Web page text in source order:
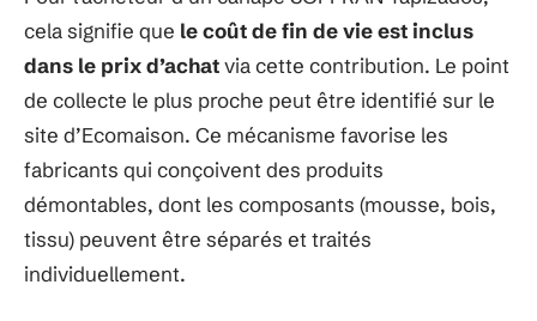
cela signifie que le coût de fin de vie est inclus
dans le prix d’achatvia cette contribution. Le point
de collecte le plus proche peut être identifié sur le
site d’Ecomaison. Ce mécanisme favorise les
fabricants qui conçoivent des produits
démontables, dont les composants (mousse, bois,
tissu) peuvent être séparés et traités
individuellement.